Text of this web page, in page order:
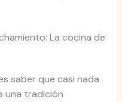
La cocina de
saber que casi nada
una tradición